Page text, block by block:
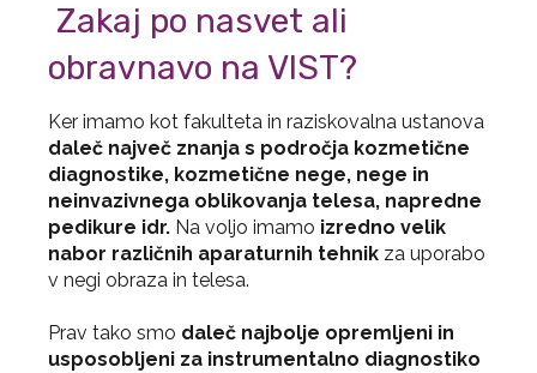
Zakaj po nasvet ali
obravnavo na VIST?
Ker imamo kot fakulteta in raziskovalna ustanova
daleč največ znanja s področja kozmetične
diagnostike, kozmetične nege, nege in
neinvazivnega oblikovanja telesa, napredne
pedikure idr. Na voljo imamo izredno velik
nabor različnih aparaturnih tehnik za uporabo
v negi obraza in telesa.
Prav tako smo daleč najbolje opremljeni in
usposobljeni za instrumentalno diagnostiko